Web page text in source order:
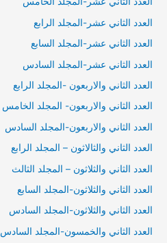
العدد الثاني عشر-المجلد الرابع
العدد الثاني عشر-المجلد السابع
العدد الثاني عشر-المجلد السادس
العدد الثاني والاربعون -المجلد الرابع
العدد الثاني والاربعون- المجلد الخامس
العدد الثاني والاربعون-المجلد السادس
العدد الثاني والثالاثون – المجلد الرابع
العدد الثاني والثلاثون – المجلد الثالث
العدد الثاني والثلاثون-المجلد السابع
العدد الثاني والثلاثون-المجلد السادس
العدد الثاني والخمسون-المجلد السادس